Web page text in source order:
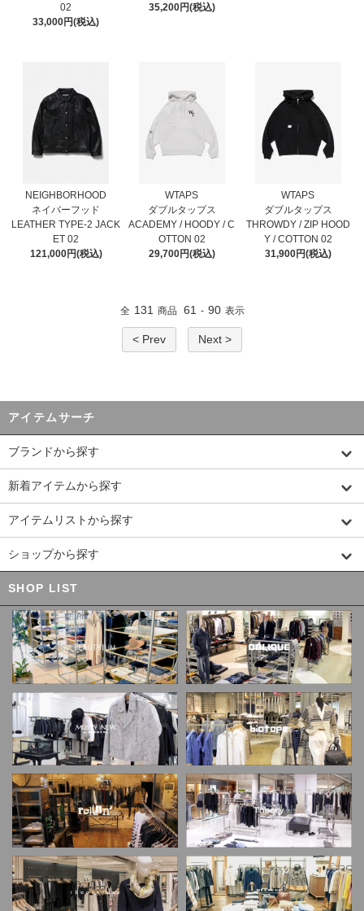
02
33,000円(税込)
35,200円(税込)
NEIGHBORHOOD
ネイバーフッド
LEATHER TYPE-2 JACK
ET 02
121,000円(税込)
WTAPS
ダブルタップス
ACADEMY / HOODY / C
OTTON 02
29,700円(税込)
WTAPS
ダブルタップス
THROWDY / ZIP HOOD
Y / COTTON 02
31,900円(税込)
全 131 商品 61 - 90 表示
< Prev Next >
アイテムサーチ
ブランドから探す
新着アイテムから探す
アイテムリストから探す
ショップから探す
SHOP LIST